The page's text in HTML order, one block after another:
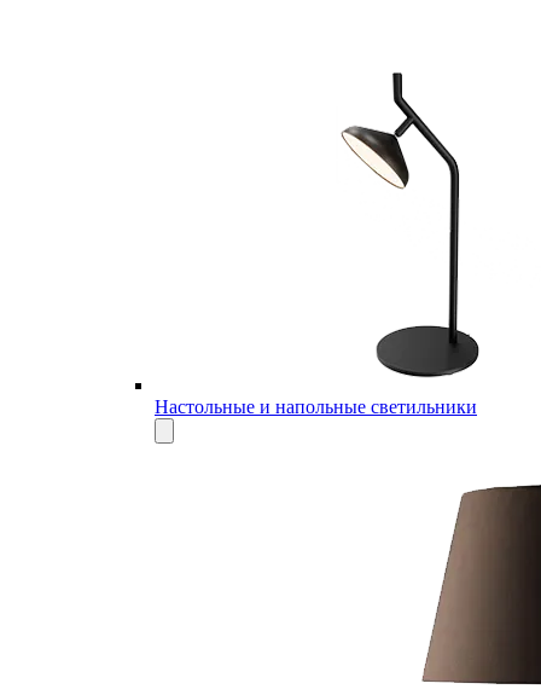
Настольные и напольные светильники